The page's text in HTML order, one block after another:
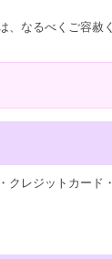
、なるべくご容赦
クレジットカード